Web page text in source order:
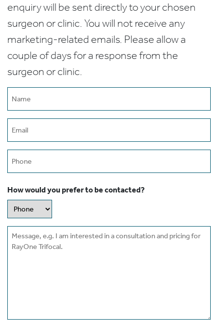
enquiry will be sent directly to your chosen
surgeon or clinic. You will not receive any
marketing-related emails. Please allow a
couple of days for a response from the
surgeon or clinic.
How would you prefer to be contacted?
Message